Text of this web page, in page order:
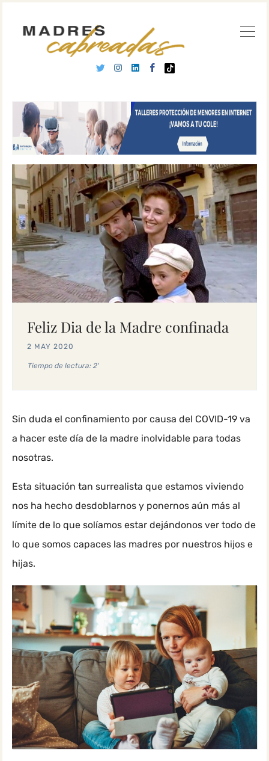
Feliz Dia de la Madre confinada
2 MAY 2020
Tiempo de lectura: 2'
Sin duda el confinamiento por causa del COVID-19 va
a hacer este día de la madre inolvidable para todas
nosotras.
Esta situación tan surrealista que estamos viviendo
nos ha hecho desdoblarnos y ponernos aún más al
límite de lo que solíamos estar dejándonos ver todo de
lo que somos capaces las madres por nuestros hijos e
hijas.